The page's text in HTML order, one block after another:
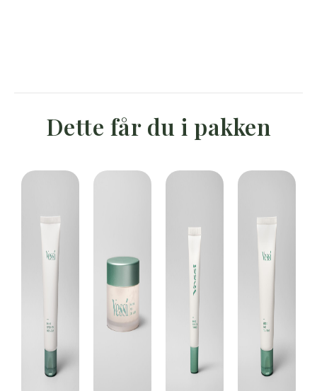
Dette får du i pakken